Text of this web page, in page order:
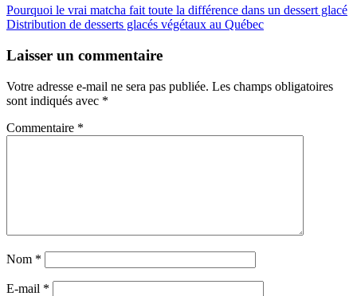
Pourquoi le vrai matcha fait toute la différence dans un dessert glacé
Distribution de desserts glacés végétaux au Québec
Laisser un commentaire
Votre adresse e-mail ne sera pas publiée. Les champs obligatoires
sont indiqués avec *
Commentaire *
Nom *
E-mail *